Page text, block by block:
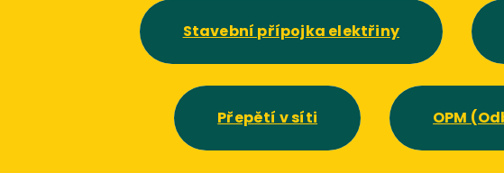
Stavební přípojka elektřiny
Přepětí v síti OPM